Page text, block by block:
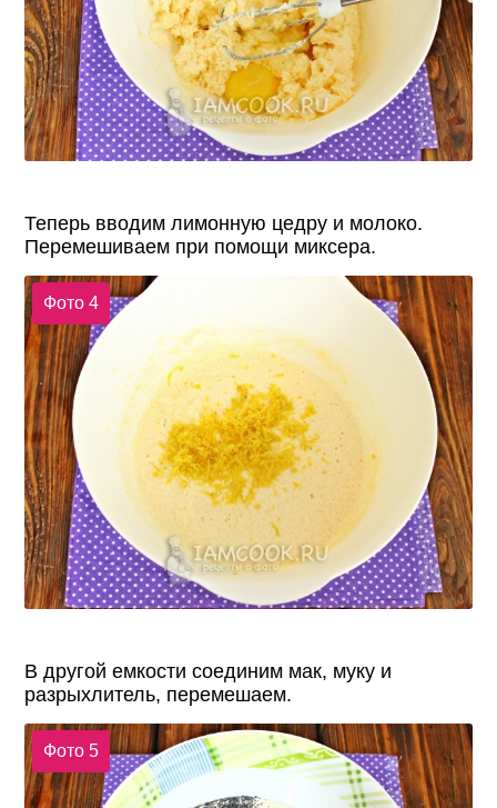
Теперь вводим лимонную цедру и молоко.
Перемешиваем при помощи миксера.
Фото 4
В другой емкости соединим мак, муку и
разрыхлитель, перемешаем.
Фото 5